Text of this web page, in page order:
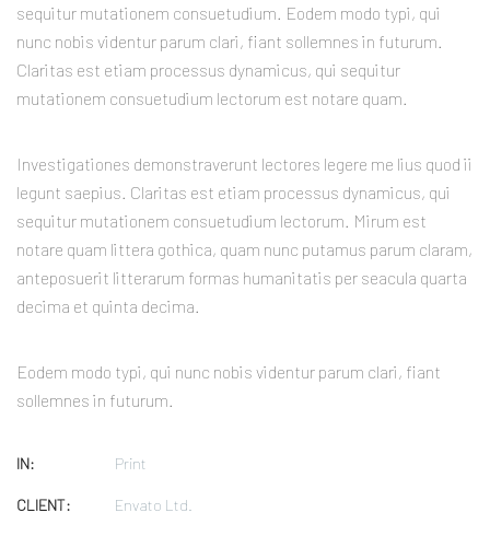
sequitur mutationem consuetudium. Eodem modo typi, qui
nunc nobis videntur parum clari, fiant sollemnes in futurum.
Claritas est etiam processus dynamicus, qui sequitur
mutationem consuetudium lectorum est notare quam.
Investigationes demonstraverunt lectores legere me lius quod ii
legunt saepius. Claritas est etiam processus dynamicus, qui
sequitur mutationem consuetudium lectorum. Mirum est
notare quam littera gothica, quam nunc putamus parum claram,
anteposuerit litterarum formas humanitatis per seacula quarta
decima et quinta decima.
Eodem modo typi, qui nunc nobis videntur parum clari, fiant
sollemnes in futurum.
IN: Print
CLIENT: Envato Ltd.